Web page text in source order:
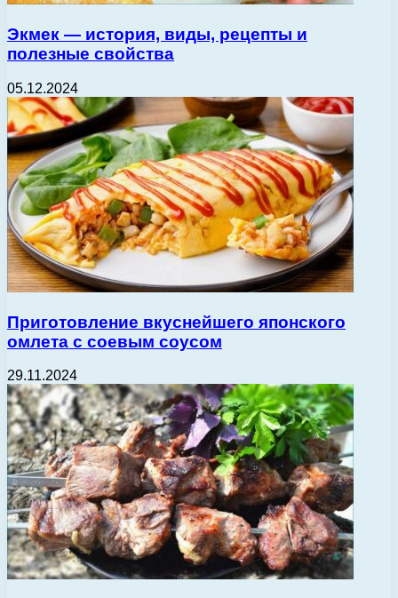
Экмек — история, виды, рецепты и
полезные свойства
05.12.2024
Приготовление вкуснейшего японского
омлета с соевым соусом
29.11.2024